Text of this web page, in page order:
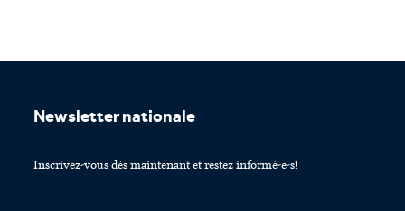
Newsletter nationale
Inscrivez-vous dès maintenant et restez informé-e-s!